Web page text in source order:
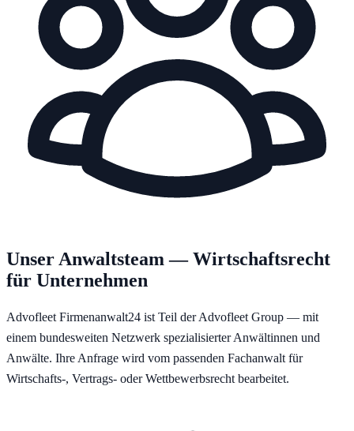
Unser Anwaltsteam — Wirtschaftsrecht
für Unternehmen
Advofleet Firmenanwalt24 ist Teil der Advofleet Group — mit
einem bundesweiten Netzwerk spezialisierter Anwältinnen und
Anwälte. Ihre Anfrage wird vom passenden Fachanwalt für
Wirtschafts-, Vertrags- oder Wettbewerbsrecht bearbeitet.